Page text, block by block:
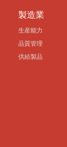
製造業
生産能力
品質管理
供給製品